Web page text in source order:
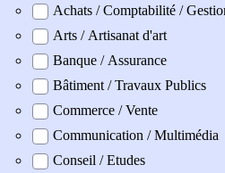
Domaine professionel
Achats / Comptabilité /
Arts / Artisanat d'art
Banque / Assurance
Bâtiment / Travaux Publics
Commerce / Vente
Communication / Multimédia
Conseil / Etudes